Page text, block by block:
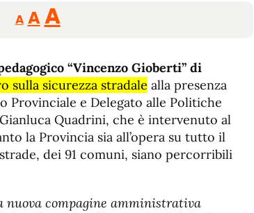
A
Reducir
tamaño
A Restablecer
tamaño
de
fuente
AAumentar
de
fuente.
“Vincenzo Gioberti” di
sulla sicurezza stradale alla presenza
Provinciale e Delegato alle Politiche
Quadrini, che è intervenuto al
la Provincia sia all’opera su tutto il
dei 91 comuni, siano percorribili
compagine amministrativa